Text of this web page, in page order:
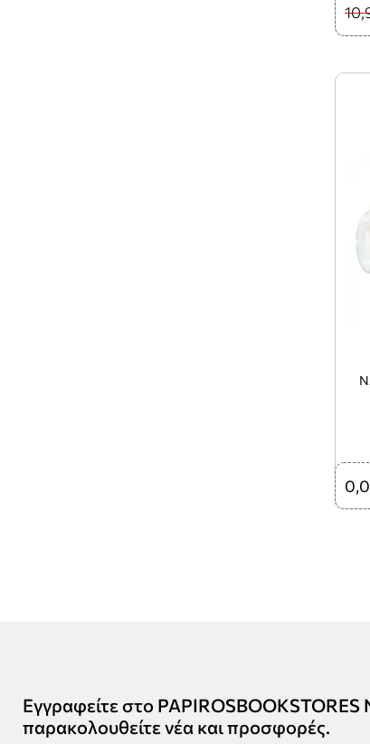
Εγγραφείτε στο PAPIROSBOOKSTORES
παρακολουθείτε νέα και προσφορές.